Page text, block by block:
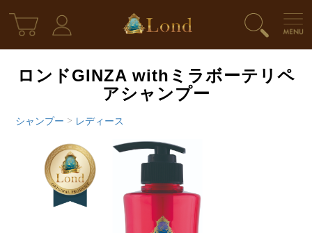
ロンドGINZA withミラボーテリペ
アシャンプー
シャンプー > レディース